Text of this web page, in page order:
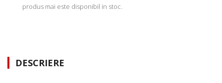
produs mai este disponibil in stoc.
DESCRIERE